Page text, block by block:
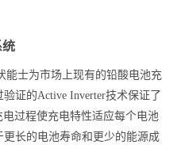
统
能士为市场上现有的铅酸电池充
证的Active Inverter技术保证了
过程使充电特性适应每个电池
长的电池寿命和更少的能源成